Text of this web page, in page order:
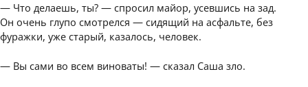
— Что делаешь, ты? — спросил майор, усевшись на зад.
Он очень глупо смотрелся — сидящий на асфальте, без
фуражки, уже старый, казалось, человек.
— Вы сами во всем виноваты! — сказал Саша зло.